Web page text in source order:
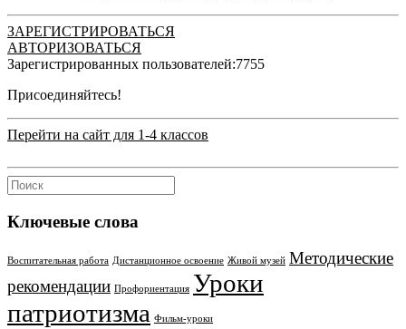
ЗАРЕГИСТРИРОВАТЬСЯ
АВТОРИЗОВАТЬСЯ
Зарегистрированных пользователей:7755
Присоединяйтесь!
Перейти на сайт для 1-4 классов
Ключевые слова
Воспитательная работа Дистанционное освоение Живой музей Методические
рекомендации Профориентация Уроки
патриотизма Фильм-уроки